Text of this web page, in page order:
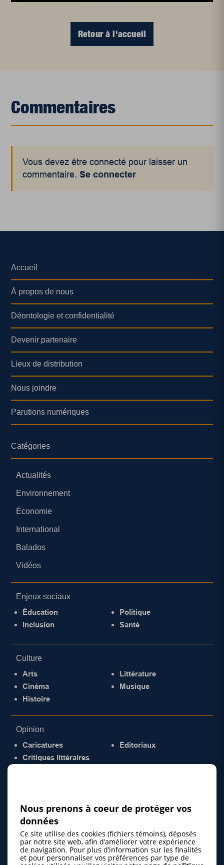
Retour à l'accueil
Commentaires
Vous devez être connecté pour laisser un
commentaire.Se connecter
Accueil
À propos de nous
Déontologie et confidentialité
Devenir partenaire
Lieux de distribution
Nous joindre
Parutions numériques
Catégories
Actualités
Environnement
Économie
International
Balados
Vidéos
Enjeux sociaux
Éducation
Inclusion
Politique
Santé
Culture
Arts
Cinéma
Histoire
Littérature
Musique
Opinion
Caricatures
Critiques littéraires
Éditoriaux
Nous prenons à coeur de protéger vos
données
Ce site utilise des cookies (fichiers témoins), déposés
par notre site web, afin d’améliorer votre expérience
de navigation. Pour plus d’information sur les finalités
et pour personnaliser vos préférences par type de